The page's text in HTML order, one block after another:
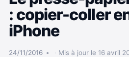
: copier-coller
iPhone
24/11/2016 Mis à jour le 16 avril